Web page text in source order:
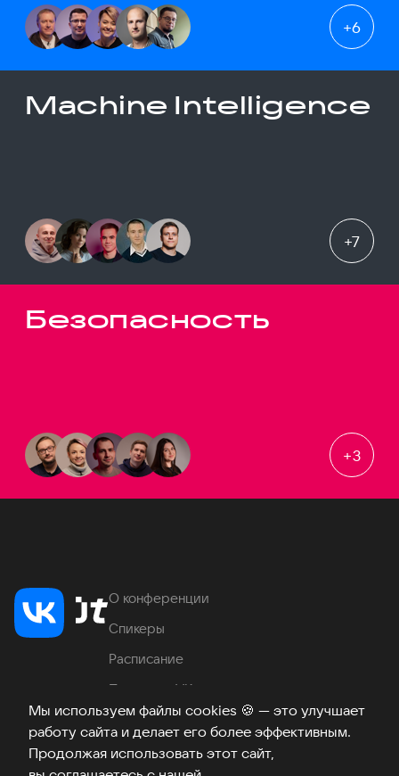
Мы используем файлы cookies 🍪 — это улучшает
работу сайта и делает его более эффективным.
Продолжая использовать этот сайт,
+6
Machine Intelligence
+7
Безопасность
+3
О конференции
Спикеры
Расписание
Продукты VK
Место проведения
Часто задаваемые вопросы